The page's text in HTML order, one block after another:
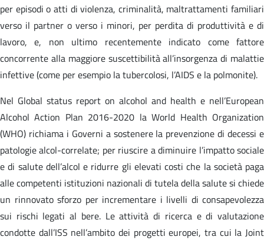
per episodi o atti di violenza, criminalità, maltrattamenti familiari
verso il partner o verso i minori, per perdita di produttività e di
lavoro, e, non ultimo recentemente indicato come fattore
concorrente alla maggiore suscettibilità all’insorgenza di malattie
infettive (come per esempio la tubercolosi, l’AIDS e la polmonite).
Nel Global status report on alcohol and health e nell’European
Alcohol Action Plan 2016-2020 la World Health Organization
(WHO) richiama i Governi a sostenere la prevenzione di decessi e
patologie alcol-correlate; per riuscire a diminuire l’impatto sociale
e di salute dell’alcol e ridurre gli elevati costi che la società paga
alle competenti istituzioni nazionali di tutela della salute si chiede
un rinnovato sforzo per incrementare i livelli di consapevolezza
sui rischi legati al bere. Le attività di ricerca e di valutazione
condotte dall’ISS nell’ambito dei progetti europei, tra cui la Joint